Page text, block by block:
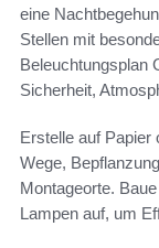
eine
Stellen mit
Beleuchtungsplan
Sicherheit,
Erstelle auf Papier
Wege,
Montageorte.
Lampen auf, um